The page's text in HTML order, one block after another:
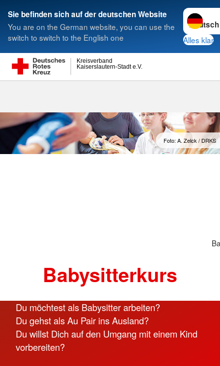
Sie befinden sich auf der deutschen Website
You are on the German website, you can use the
switch to switch to the English one
Sprache
Alles klar
Kaiserslautern-Stadt e.V.
Kreisverband
Suche
Foto: A. Zelck / DRKS
Babysitterkurs
Du möchtest als Babysitter arbeiten?
Du gehst als Au Pair ins Ausland?
Du willst Dich auf den Umgang mit einem Kind
vorbereiten?